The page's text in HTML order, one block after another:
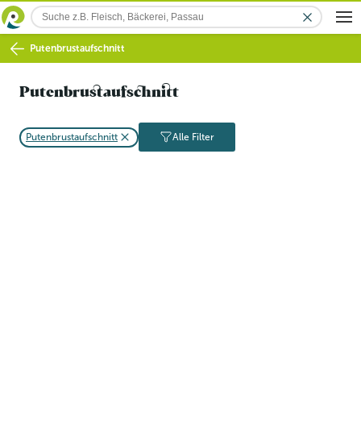
Putenbrustaufschnitt
Putenbrustaufschnitt
Putenbrustaufschnitt Alle Filter